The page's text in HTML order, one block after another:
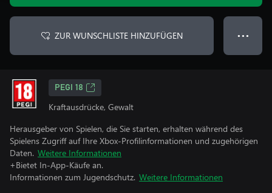
ZUR WUNSCHLISTE HINZUFÜGEN ● ● ●
PEGI 18
Kraftausdrücke, Gewalt
Herausgeber von Spielen, die Sie starten, erhalten während des
Spielens Zugriff auf Ihre Xbox-Profilinformationen und zugehörigen
Daten. Weitere Informationen
+Bietet In-App-Käufe an.
Informationen zum Jugendschutz. Weitere Informationen